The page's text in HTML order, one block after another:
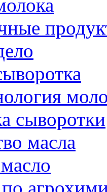
сыворотки
масла